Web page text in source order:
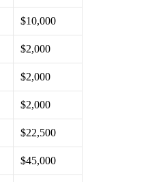
$10,000
$2,000
$2,000
$2,000
$22,500
$45,000